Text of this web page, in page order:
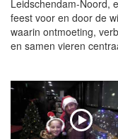
Leidschendam-Noord,
feest voor en door de
waarin ontmoeting,
en samen vieren